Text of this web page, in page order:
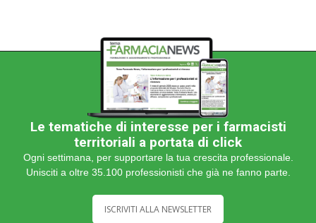
Le tematiche di interesse per i farmacisti
territoriali a portata di click
Ogni settimana, per supportare la tua crescita professionale.
Unisciti a oltre 35.100 professionisti che già ne fanno parte.
ISCRIVITI ALLA NEWSLETTER